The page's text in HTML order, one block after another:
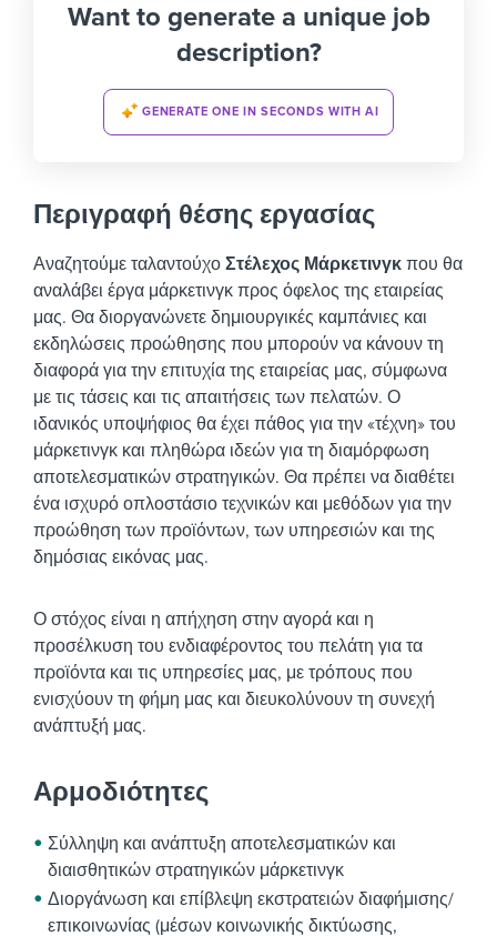
Want to generate a unique job
description?
GENERATE ONE IN SECONDS WITH AI
Περιγραφή θέσης εργασίας
Αναζητούμε ταλαντούχο Στέλεχος Μάρκετινγκ που θα
αναλάβει έργα μάρκετινγκ προς όφελος της εταιρείας
μας. Θα διοργανώνετε δημιουργικές καμπάνιες και
εκδηλώσεις προώθησης που μπορούν να κάνουν τη
διαφορά για την επιτυχία της εταιρείας μας, σύμφωνα
με τις τάσεις και τις απαιτήσεις των πελατών. Ο
ιδανικός υποψήφιος θα έχει πάθος για την «τέχνη» του
μάρκετινγκ και πληθώρα ιδεών για τη διαμόρφωση
αποτελεσματικών στρατηγικών. Θα πρέπει να διαθέτει
ένα ισχυρό οπλοστάσιο τεχνικών και μεθόδων για την
προώθηση των προϊόντων, των υπηρεσιών και της
δημόσιας εικόνας μας.
Ο στόχος είναι η απήχηση στην αγορά και η
προσέλκυση του ενδιαφέροντος του πελάτη για τα
προϊόντα και τις υπηρεσίες μας, με τρόπους που
ενισχύουν τη φήμη μας και διευκολύνουν τη συνεχή
ανάπτυξή μας.
Αρμοδιότητες
Σύλληψη και ανάπτυξη αποτελεσματικών και
διαισθητικών στρατηγικών μάρκετινγκ
Διοργάνωση και επίβλεψη εκστρατειών διαφήμισης/
επικοινωνίας (μέσων κοινωνικής δικτύωσης,